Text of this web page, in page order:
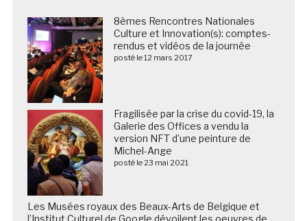
8èmes Rencontres Nationales
Culture et Innovation(s): comptes-
rendus et vidéos de la journée
posté le 12 mars 2017
Fragilisée par la crise du covid-19, la
Galerie des Offices a vendu la
version NFT d’une peinture de
Michel-Ange
posté le 23 mai 2021
Les Musées royaux des Beaux-Arts de Belgique et
l’Institut Culturel de Google dévoilent les oeuvres de